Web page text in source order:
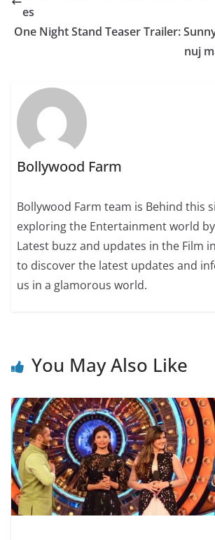
es
One Night Stand Teaser Trailer:
nuj
Bollywood Farm
Bollywood Farm team is Behind this
exploring the Entertainment world
Latest buzz and updates in the Film
to discover the latest updates and
us in a glamorous world.
You May Also Like